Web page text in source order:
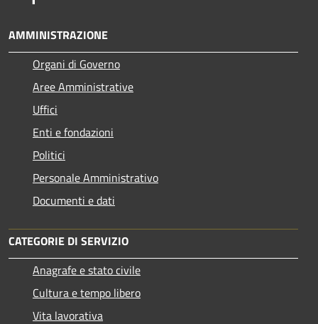
AMMINISTRAZIONE
Organi di Governo
Aree Amministrative
Uffici
Enti e fondazioni
Politici
Personale Amministrativo
Documenti e dati
CATEGORIE DI SERVIZIO
Anagrafe e stato civile
Cultura e tempo libero
Vita lavorativa